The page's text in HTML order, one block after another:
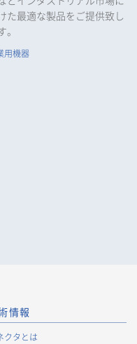
た最適な製品をご提供致し
。
用機器
情報
クタとは